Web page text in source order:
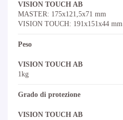
VISION TOUCH AB
MASTER: 175x121,5x71 mm
VISION TOUCH: 191x151x44 mm
Peso
VISION TOUCH AB
1kg
Grado di protezione
VISION TOUCH AB